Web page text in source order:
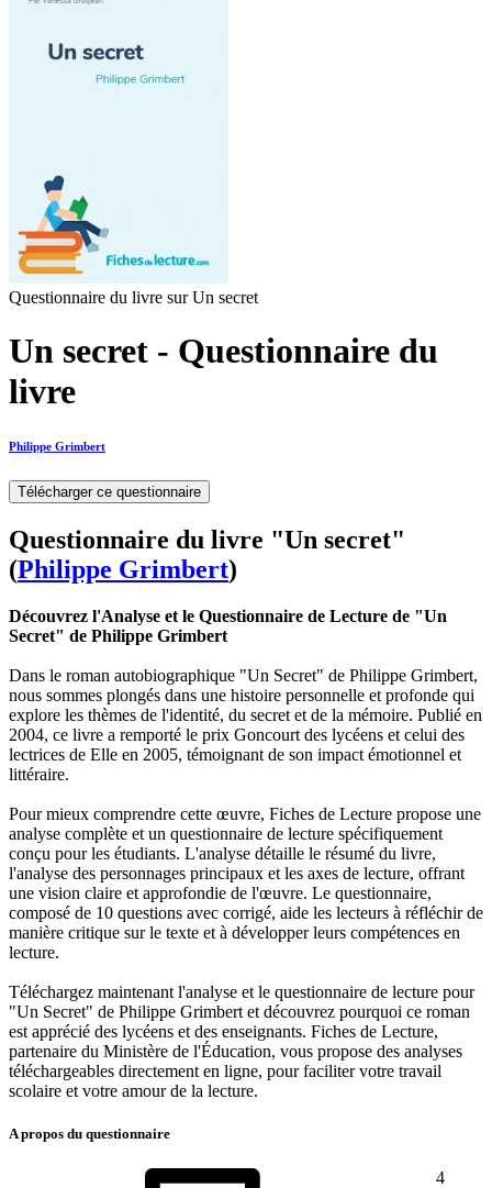
Questionnaire du livre sur Un secret
Un secret - Questionnaire du
livre
Philippe Grimbert
Télécharger ce questionnaire
Questionnaire du livre "Un secret"
(Philippe Grimbert)
Découvrez l'Analyse et le Questionnaire de Lecture de "Un
Secret" de Philippe Grimbert
Dans le roman autobiographique "Un Secret" de Philippe Grimbert,
nous sommes plongés dans une histoire personnelle et profonde qui
explore les thèmes de l'identité, du secret et de la mémoire. Publié en
2004, ce livre a remporté le prix Goncourt des lycéens et celui des
lectrices de Elle en 2005, témoignant de son impact émotionnel et
littéraire.
Pour mieux comprendre cette œuvre, Fiches de Lecture propose une
analyse complète et un questionnaire de lecture spécifiquement
conçu pour les étudiants. L'analyse détaille le résumé du livre,
l'analyse des personnages principaux et les axes de lecture, offrant
une vision claire et approfondie de l'œuvre. Le questionnaire,
composé de 10 questions avec corrigé, aide les lecteurs à réfléchir de
manière critique sur le texte et à développer leurs compétences en
lecture.
Téléchargez maintenant l'analyse et le questionnaire de lecture pour
"Un Secret" de Philippe Grimbert et découvrez pourquoi ce roman
est apprécié des lycéens et des enseignants. Fiches de Lecture,
partenaire du Ministère de l'Éducation, vous propose des analyses
téléchargeables directement en ligne, pour faciliter votre travail
scolaire et votre amour de la lecture.
A propos du questionnaire
4